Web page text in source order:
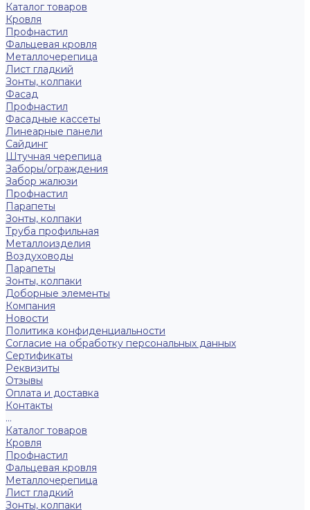
Каталог товаров
Кровля
Профнастил
Фальцевая кровля
Металлочерепица
Лист гладкий
Зонты, колпаки
Фасад
Профнастил
Фасадные кассеты
Линеарные панели
Сайдинг
Штучная черепица
Заборы/ограждения
Забор жалюзи
Профнастил
Парапеты
Зонты, колпаки
Труба профильная
Металлоизделия
Воздуховоды
Парапеты
Зонты, колпаки
Доборные элементы
Компания
Новости
Политика конфиденциальности
Согласие на обработку персональных данных
Сертификаты
Реквизиты
Отзывы
Оплата и доставка
Контакты
...
Каталог товаров
Кровля
Профнастил
Фальцевая кровля
Металлочерепица
Лист гладкий
Зонты, колпаки